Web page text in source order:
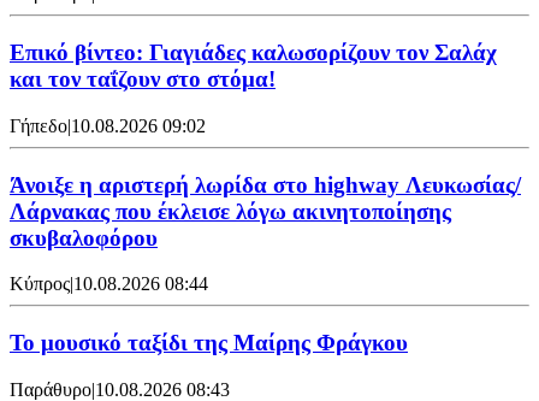
Επικό βίντεο: Γιαγιάδες καλωσορίζουν τον Σαλάχ
και τον ταΐζουν στο στόμα!
Γήπεδο|10.08.2026 09:02
Άνοιξε η αριστερή λωρίδα στο highway Λευκωσίας/
Λάρνακας που έκλεισε λόγω ακινητοποίησης
σκυβαλοφόρου
Κύπρος|10.08.2026 08:44
Το μουσικό ταξίδι της Μαίρης Φράγκου
Παράθυρο|10.08.2026 08:43